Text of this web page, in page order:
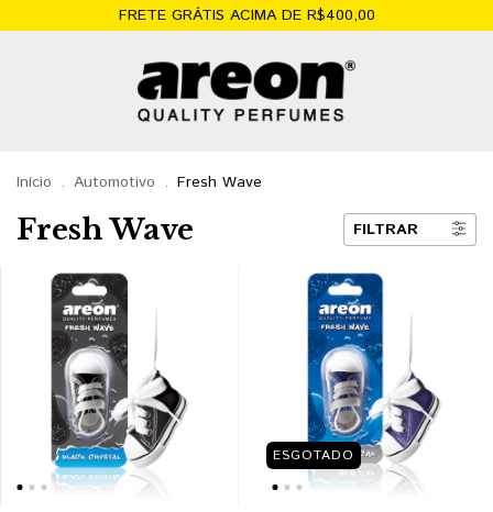
FRETE GRÁTIS ACIMA DE R$400,00
Início . Automotivo . Fresh Wave
Fresh Wave FILTRAR
ESGOTADO